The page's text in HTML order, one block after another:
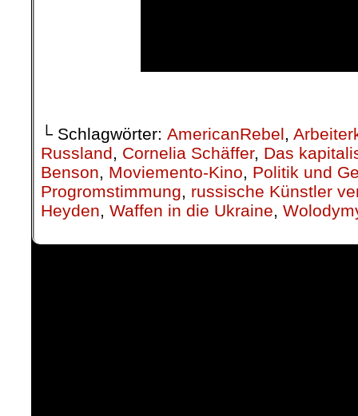
└ Schlagwörter: AmericanRebel,
Russland, Cornelia Schäffer, Das
Benson, Moviemento-Kino, Politik und
Progromstimmung, russische Künstler
Heyden, Waffen in die Ukraine,